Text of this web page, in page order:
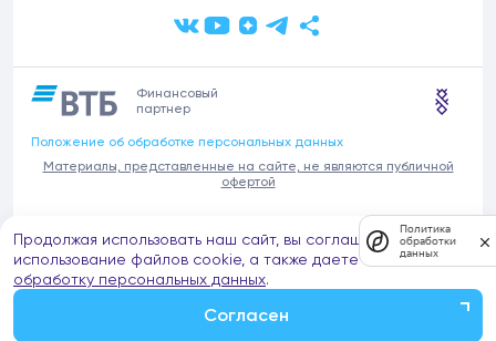
Финансовый
партнер
Положение об обработке персональных данных
Материалы, представленные на сайте, не являются публичной
офертой
В связи с участившимися случаями предложений частных услуг от
имени компании Донстрой (проведения ремонтов, продажи
отделочных материалов и т.п.), обращаем внимание на то, что
компания Донстрой не оказывает таких услуг, не имеет
представительств такого профиля и не обращается к частным
Продолжая использовать наш сайт, вы соглашаетесь на
использование файлов cookie, а также даете согласие на
обработку персональных данных.
Согласен
Политика
обработки
данных